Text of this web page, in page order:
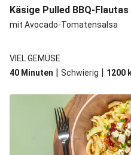
Käsige Pulled BBQ-Flautas
mit Avocado-Tomatensalsa
VIEL GEMÜSE
40 Minuten | Schwierig | 1200